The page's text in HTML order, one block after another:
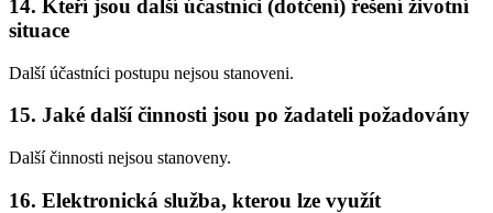
14. Kteří jsou další účastníci (dotčení) řešení životní
situace
Další účastníci postupu nejsou stanoveni.
15. Jaké další činnosti jsou po žadateli požadovány
Další činnosti nejsou stanoveny.
16. Elektronická služba, kterou lze využít